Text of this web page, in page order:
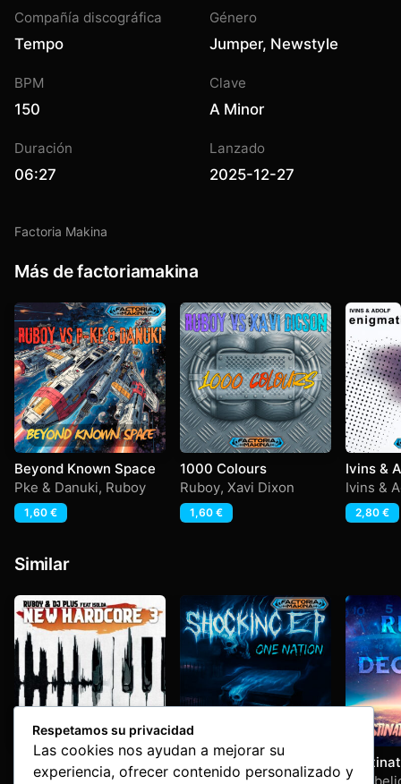
Compañía discográfica
Tempo
Género
Jumper, Newstyle
BPM
150
Clave
A Minor
Duración
06:27
Lanzado
2025-12-27
Factoria Makina
Más de factoriamakina
Beyond Known Space
Pke & Danuki, Ruboy
1,60 €
1000 Colours
Ruboy, Xavi Dixon
1,60 €
Ivins &
Ivins &
2,80 €
Similar
Ruboy & Dj Plus Feat
Isolda – New Hardcore
Makina Station
One Nation
Ruboy,Z3D
Respetamos su privacidad
Las cookies nos ayudan a mejorar su
experiencia, ofrecer contenido personalizado y